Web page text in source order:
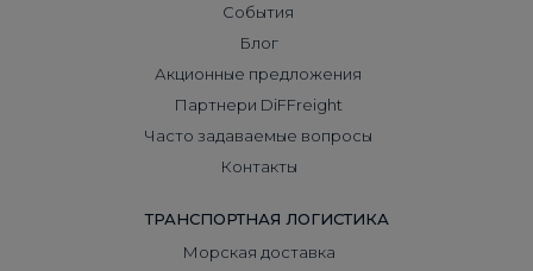
События
Блог
Акционные предложения
Партнери DiFFreight
Часто задаваемые вопросы
Контакты
ТРАНСПОРТНАЯ ЛОГИСТИКА
Морская доставка